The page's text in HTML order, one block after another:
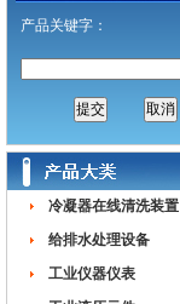
产品关键字：
冷凝器在线清洗装置
给排水处理设备
工业仪器仪表